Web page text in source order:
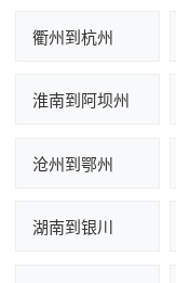
衢州到杭州
淮南到阿坝州
沧州到鄂州
湖南到银川